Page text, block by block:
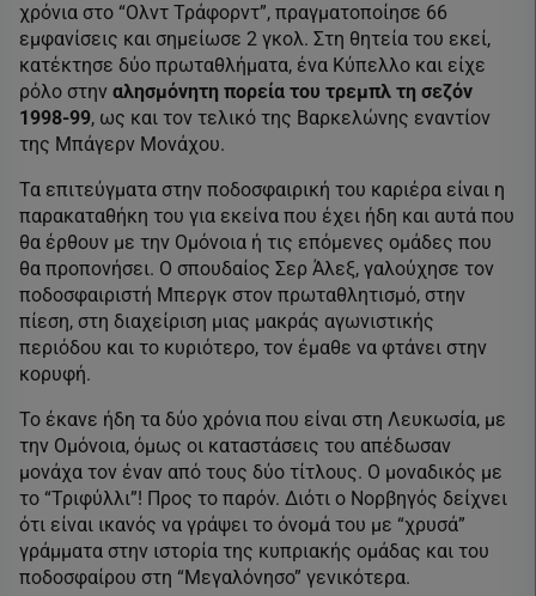
χρόνια στο “Ολντ Τράφορντ”, πραγματοποίησε 66
εμφανίσεις και σημείωσε 2 γκολ. Στη θητεία του εκεί,
κατέκτησε δύο πρωταθλήματα, ένα Κύπελλο και είχε
ρόλο στην αλησμόνητη πορεία του τρεμπλ τη σεζόν
1998-99, ως και τον τελικό της Βαρκελώνης εναντίον
της Μπάγερν Μονάχου.
Τα επιτεύγματα στην ποδοσφαιρική του καριέρα είναι η
παρακαταθήκη του για εκείνα που έχει ήδη και αυτά που
θα έρθουν με την Ομόνοια ή τις επόμενες ομάδες που
θα προπονήσει. Ο σπουδαίος Σερ Άλεξ, γαλούχησε τον
ποδοσφαιριστή Μπεργκ στον πρωταθλητισμό, στην
πίεση, στη διαχείριση μιας μακράς αγωνιστικής
περιόδου και το κυριότερο, τον έμαθε να φτάνει στην
κορυφή.
Το έκανε ήδη τα δύο χρόνια που είναι στη Λευκωσία, με
την Ομόνοια, όμως οι καταστάσεις του απέδωσαν
μονάχα τον έναν από τους δύο τίτλους. Ο μοναδικός με
το “Τριφύλλι”! Προς το παρόν. Διότι ο Νορβηγός δείχνει
ότι είναι ικανός να γράψει το όνομά του με “χρυσά”
γράμματα στην ιστορία της κυπριακής ομάδας και του
ποδοσφαίρου στη “Μεγαλόνησο” γενικότερα.